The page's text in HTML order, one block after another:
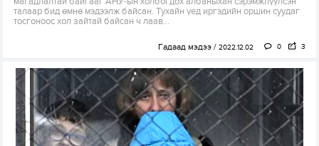
талаар бид өмнө мэдээлж байсан. Тухайн үед иргэдийн оршин суудаг
тосгоноос хол зайтай байсан ч лаав...
Гадаад мэдээ 2022.12.02 0 3